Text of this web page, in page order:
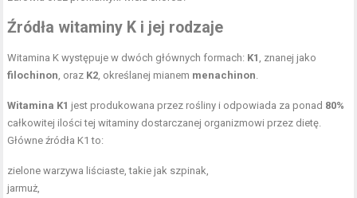
Źródła witaminy K i jej rodzaje
Witamina K występuje w dwóch głównych formach: K1 , znanej jako
filochinon, oraz K2, określanej mianem menachinon.
Witamina K1 jest produkowana przez rośliny i odpowiada za ponad 80%
całkowitej ilości tej witaminy dostarczanej organizmowi przez dietę.
Główne źródła K1 to:
zielone warzywa liściaste, takie jak szpinak,
jarmuż,